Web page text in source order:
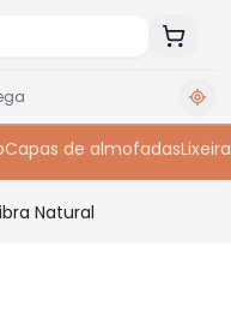
Capas de almofadasLixeira
Natural